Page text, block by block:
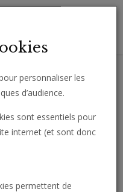
personnaliser les
d’audience.
sont essentiels pour
internet (et sont donc
permettent de